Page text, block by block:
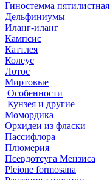
Гиностемма пятилистная
Дельфиниумы
Иланг-иланг
Кампсис
Каттлея
Колеус
Лотос
Миртовые
Особенности
Кунзея и другие
Момордика
Орхидеи из фласки
Пассифлора
Плюмерия
Псевдотсуга Мензиса
Pleione formosana